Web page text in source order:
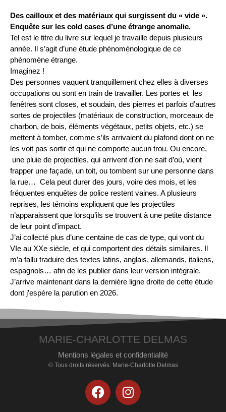
Des cailloux et des matériaux qui surgissent du « vide ».
Enquête sur les cold cases d’une étrange anomalie.
Tel est le titre du livre sur lequel je travaille depuis plusieurs
année. Il s’agit d’une étude phénoménologique de ce
phénomène étrange.
Imaginez !
Des personnes vaquent tranquillement chez elles à diverses
occupations ou sont en train de travailler. Les portes et les
fenêtres sont closes, et soudain, des pierres et parfois d’autres
sortes de projectiles (matériaux de construction, morceaux de
charbon, de bois, éléments végétaux, petits objets, etc.) se
mettent à tomber, comme s’ils arrivaient du plafond dont on ne
les voit pas sortir et qui ne comporte aucun trou. Ou encore,
une pluie de projectiles, qui arrivent d’on ne sait d’où, vient
frapper une façade, un toit, ou tombent sur une personne dans
la rue… Cela peut durer des jours, voire des mois, et les
fréquentes enquêtes de police restent vaines. A plusieurs
reprises, les témoins expliquent que les projectiles
n’apparaissent que lorsqu’ils se trouvent à une petite distance
de leur point d’impact.
J’ai collecté plus d’une centaine de cas de type, qui vont du
VIe au XXe siècle, et qui comportent des détails similaires. Il
m’a fallu traduire des textes latins, anglais, allemands, italiens,
espagnols… afin de les publier dans leur version intégrale.
J’arrive maintenant dans la dernière ligne droite de cette étude
dont j’espère la parution en 2026.
MARIE-CHARLOTTE DELMAS
Mentions légales et confidentialité
© Tous droits réservés. Marie-Charlotte Delmas